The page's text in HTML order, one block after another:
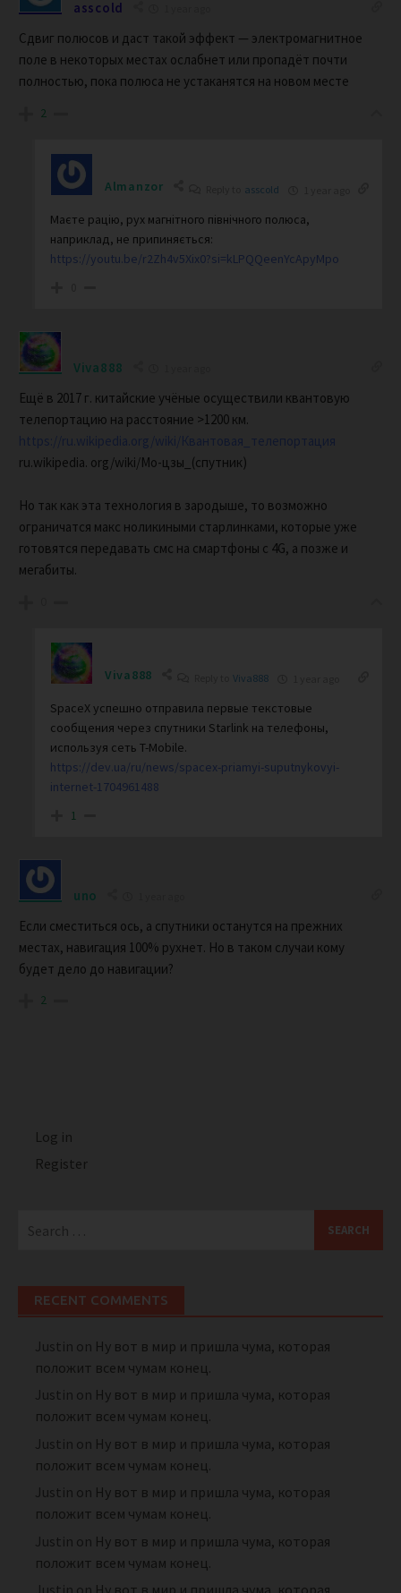
asscold
Сдвиг полюсов и даст такой эффект — электромагнитное
поле в некоторых местах ослабнет или пропадёт почти
полностью, пока полюса не устаканятся на новом месте
2
Almanzor asscold
Маєте рацію, рух магнітного північного полюса,
наприклад, не припиняється:
https://youtu.be/r2Zh4v5Xix0?si=kLPQQeenYcApyMpo
Viva888
Ещё в 2017 г. китайские учёные осуществили квантовую
телепортацию на расстояние >1200 км.
https://ru.wikipedia.org/wiki/Квантовая_телепортация
ru.wikipedia. org/wiki/Мо-цзы_(спутник)
Но так как эта технология в зародыше, то возможно
ограничатся макс ноликиными старлинками, которые уже
готовятся передавать смс на смартфоны с 4G, а позже и
мегабиты.
Viva888 Viva888
SpaceX успешно отправила первые текстовые
сообщения через спутники Starlink на телефоны,
используя сеть T-Mobile.
https://dev.ua/ru/news/spacex-priamyi-suputnykovyi-
internet-1704961488
1
uno
Если сместиться ось, а спутники останутся на прежних
местах, навигация 100% рухнет. Но в таком случаи кому
будет дело до навигации?
2
Log in
Register
for:
RECENT COMMENTS
Justin on Ну вот в мир и пришла чума, которая
положит всем чумам конец.
Justin on Ну вот в мир и пришла чума, которая
положит всем чумам конец.
Justin on Ну вот в мир и пришла чума, которая
положит всем чумам конец.
Justin on Ну вот в мир и пришла чума, которая
положит всем чумам конец.
Justin on Ну вот в мир и пришла чума, которая
положит всем чумам конец.
Justin on Ну вот в мир и пришла чума, которая